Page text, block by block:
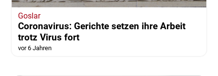
Goslar
Coronavirus: Gerichte setzen ihre Arbeit
trotz Virus fort
vor 6 Jahren